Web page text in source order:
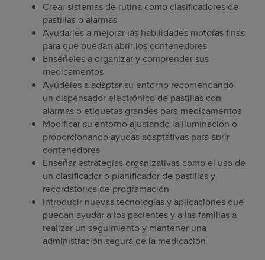
Crear sistemas de rutina como clasificadores de
pastillas o alarmas
Ayudarles a mejorar las habilidades motoras finas
para que puedan abrir los contenedores
Enséñeles a organizar y comprender sus
medicamentos
Ayúdeles a adaptar su entorno recomendando
un dispensador electrónico de pastillas con
alarmas o etiquetas grandes para medicamentos
Modificar su entorno ajustando la iluminación o
proporcionando ayudas adaptativas para abrir
contenedores
Enseñar estrategias organizativas como el uso de
un clasificador o planificador de pastillas y
recordatorios de programación
Introducir nuevas tecnologías y aplicaciones que
puedan ayudar a los pacientes y a las familias a
realizar un seguimiento y mantener una
administración segura de la medicación